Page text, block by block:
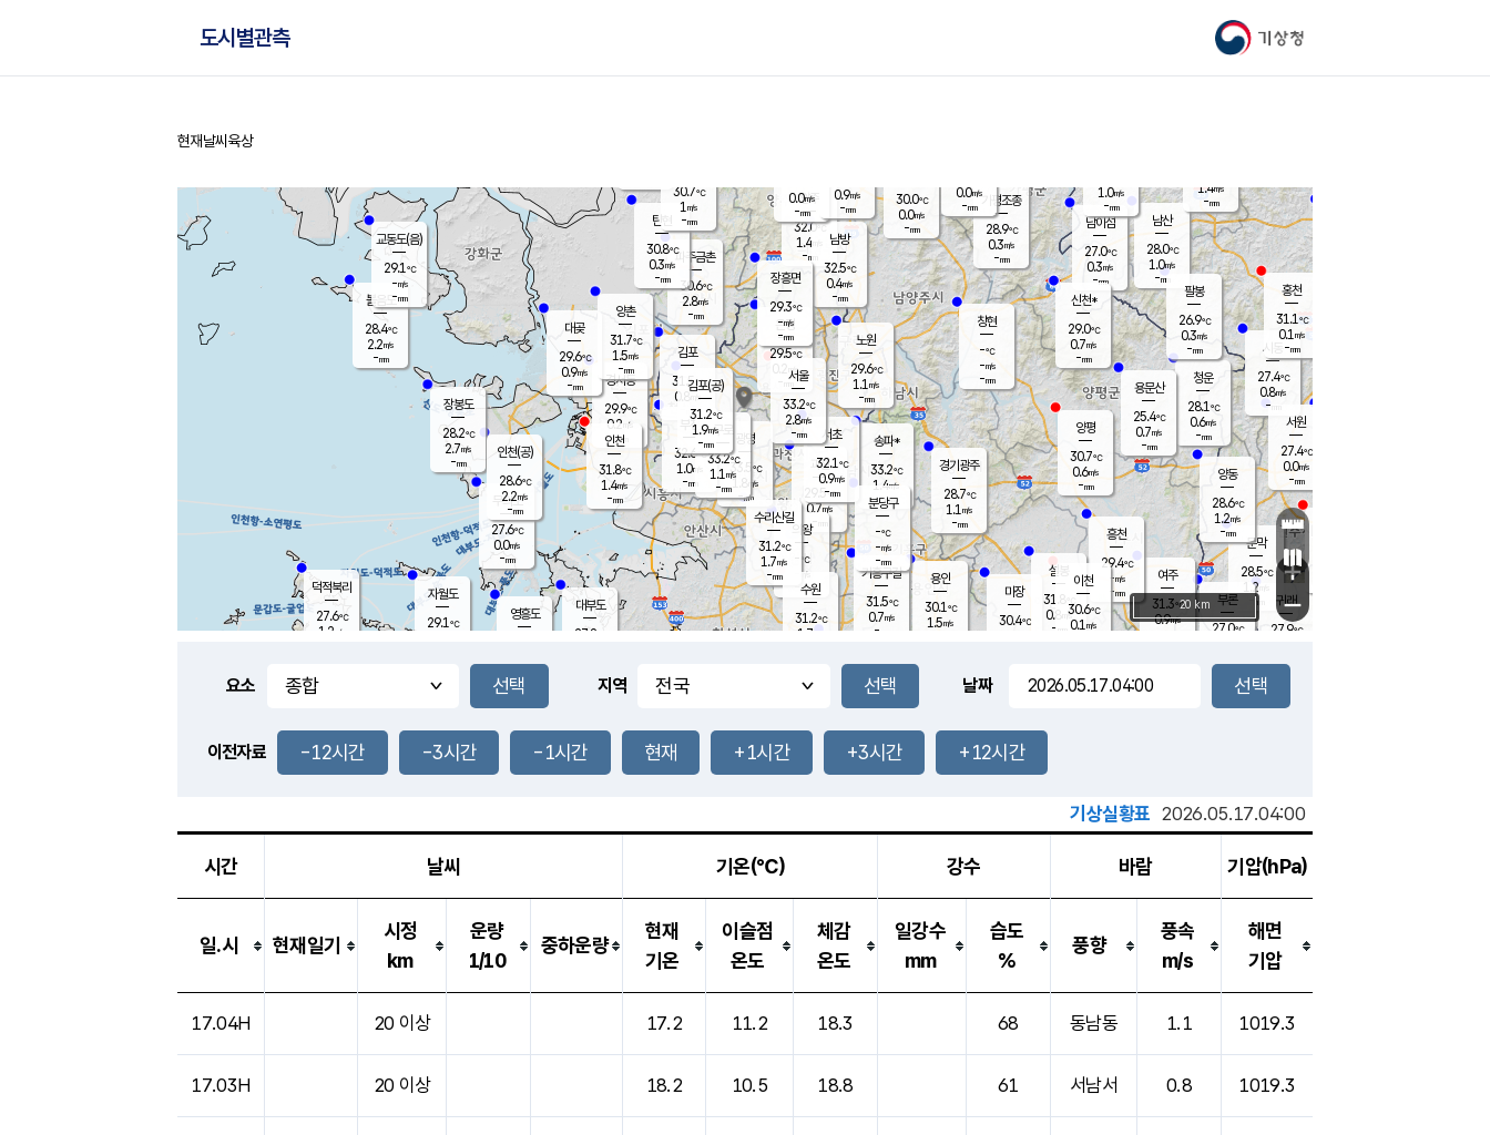
기상청
도시별관측
홈
현재날씨 육상
풍도
0.3m/s
문막
28.5℃
1.2m/s
mm
남이섬
27.0℃
0.3m/s
-mm
무의도
27.6℃
0.0m/s
-mm
영흥도
볼음도
28.4℃
2.2m/s
-mm
자월도
29.1℃
양주
32.0℃
1.4
-mm
부론
27.0℃
과천
29.5℃
0.7m/s
- mm
남산
28.0℃
1.0m/s
-mm
장봉도
28.2℃
2.7m/s
-mm
-mm
청운
28.1℃
0.6m/s
-mm
팔봉
26.9℃
0.3m/s
-mm
-mm
용인
30.1℃
1.5m/s
여주
31.3℃
0.9m/s
양동
28.6℃
1.2m/s
-mm
경기광주
28.7℃
1.1 m/s
-mm
장호원
1.0m/s
-mm
27.8
℃
대부도
27.8
-
경서동
29.9℃
0.2 m/s
-mm
파주금촌
30.6℃
2.8m/s
-mm
가평조종
28.9℃
0.3m/s
-mm
30.0℃
0.0m/s
-mm
대곶
29.6℃
0.9m/s
-mm
신천*
29.0℃
0.7m/s
-mm
창현
-℃
-m/s
-mm
탄현
30.8℃
0.3m/s
-mm
0.0m/s
-mm
32.7℃
1.1m/s
-mm
흥천
29.4℃
-m/s
-mm
마장
30.4℃
의왕
- ℃
m/s
mm
김포
31.5℃
0.8 m/s
mm
설봉
31.8
0.8 m/s
- mm
광명
33.5 ℃
1.8 m/s
-mm
부천
32.6℃
1.0m/s
-mm
-mm
양촌
31.7℃
1.5m/s
-mm
구로
33.2℃
1.1 m/s
-mm
은평
29.5℃
0.2 m/s
- mm
노원
29.6℃
1.1 m/s
-mm
송파*
33.2℃
1.4m/s
-mm
서초
32.1℃
0.9m/s
-mm
남방
32.5℃
0.4m/s
-mm
기흥구갈
31.5℃
0.7m/s
-
수리산길
31.2℃
1.7m/s
-mm
분당구
-℃
-m/s
-mm
장흥면
29.3℃
-m/s
-mm
0.0m/s
-mm
시동
27.4℃
0.8m/s
- mm
귀래
27.9℃
서원
27.4℃
0.0m/s
-mm
용문산
25.4℃
0.7m/s
-mm
덕적북리
27.6℃
1.2 m/s
인천(공)
28.6℃
2.2m/s
-mm
김포(공)
31.2℃
1.9m/s
-mm
교동도(음)
29.1℃
-m/s
-mm
홍천
31.1℃
0.1 m/s
-mm
이천
30.6℃
0.1 m/s
양평
30.7℃
0.6m/s
-mm
수원
31.2℃
1.7 m/s
인천
31.8℃
1.4m/s
-mm
서울
33.2℃
2.8m/s
-mm
1.4m/s
-mm
30.7℃
1 m/s
-mm
0.9m/s
-mm
+
−
20 km
요소 지역 날짜
이전자료 -12시간 -3시간 -1시간 현재 +1시간 +3시간 +12시간
기상실황표 2026.05.17.04:00
시간 날씨 기온(℃) 강수 바람 기압(hPa)
일.시 현재일기
시정
km
운량
1/10
중하운량
현재
기온
이슬점
온도
체감
온도
일강수
mm
습도
%
풍향
풍속
m/s
해면
기압
17.04H 20 이상 17.2 11.2 18.3 68 동남동 1.1 1019.3
17.03H 20 이상 18.2 10.5 18.8 61 서남서 0.8 1019.3